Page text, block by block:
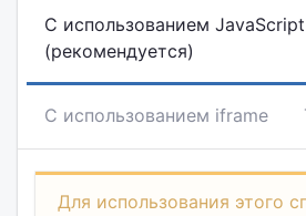
С использованием JavaScript
(рекомендуется)
С использованием iframe
Для использования этого